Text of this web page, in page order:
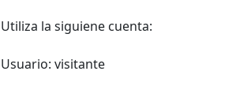
Utiliza la siguiene cuenta:
Usuario: visitante